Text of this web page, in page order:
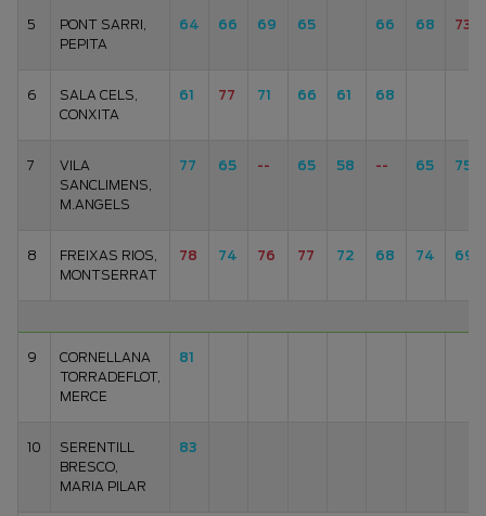
5
PONT SARRI,
PEPITA
64 66 69 65 66 68 73
6
SALA CELS,
CONXITA
61 77 71 66 61 68
7
VILA
SANCLIMENS,
M.ANGELS
77 65 -- 65 58 -- 65 75
8
FREIXAS RIOS,
MONTSERRAT
78 74 76 77 72 68 74 69
9
CORNELLANA
TORRADEFLOT,
MERCE
81
10
SERENTILL
BRESCO,
MARIA PILAR
83